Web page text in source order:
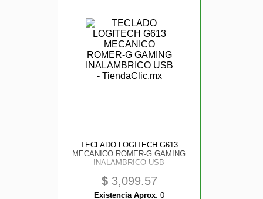
TECLADO LOGITECH G613
MECANICO ROMER-G GAMING
INALAMBRICO USB
$3,099.57
Existencia Aprox: 0